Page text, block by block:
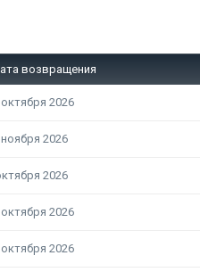
возвращения
октября 2026
ноября 2026
2026
2026
октября 2026